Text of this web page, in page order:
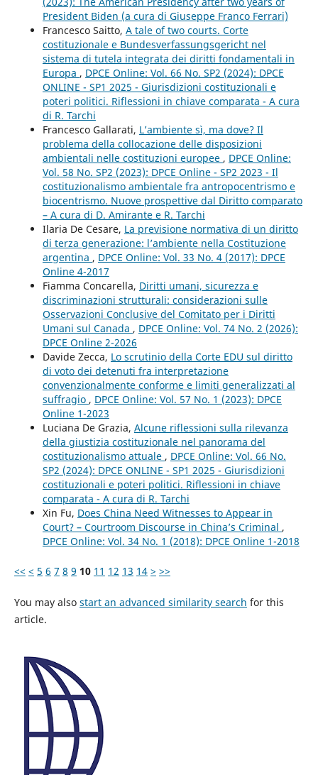
President Biden (a cura di Giuseppe Franco Ferrari)
Francesco Saitto, A tale of two courts. Corte
costituzionale e Bundesverfassungsgericht nel
sistema di tutela integrata dei diritti fondamentali in
Europa , DPCE Online: Vol. 66 No. SP2 (2024): DPCE
ONLINE - SP1 2025 - Giurisdizioni costituzionali e
poteri politici. Riflessioni in chiave comparata - A cura
di R. Tarchi
Francesco Gallarati, L’ambiente sì, ma dove? Il
problema della collocazione delle disposizioni
ambientali nelle costituzioni europee , DPCE Online:
Vol. 58 No. SP2 (2023): DPCE Online - SP2 2023 - Il
costituzionalismo ambientale fra antropocentrismo e
biocentrismo. Nuove prospettive dal Diritto comparato
– A cura di D. Amirante e R. Tarchi
Ilaria De Cesare, La previsione normativa di un diritto
di terza generazione: l’ambiente nella Costituzione
argentina , DPCE Online: Vol. 33 No. 4 (2017): DPCE
Online 4-2017
Fiamma Concarella, Diritti umani, sicurezza e
discriminazioni strutturali: considerazioni sulle
Osservazioni Conclusive del Comitato per i Diritti
Umani sul Canada , DPCE Online: Vol. 74 No. 2 (2026):
DPCE Online 2-2026
Davide Zecca, Lo scrutinio della Corte EDU sul diritto
di voto dei detenuti fra interpretazione
convenzionalmente conforme e limiti generalizzati al
suffragio , DPCE Online: Vol. 57 No. 1 (2023): DPCE
Online 1-2023
Luciana De Grazia, Alcune riflessioni sulla rilevanza
della giustizia costituzionale nel panorama del
costituzionalismo attuale , DPCE Online: Vol. 66 No.
SP2 (2024): DPCE ONLINE - SP1 2025 - Giurisdizioni
costituzionali e poteri politici. Riflessioni in chiave
comparata - A cura di R. Tarchi
Xin Fu, Does China Need Witnesses to Appear in
Court? – Courtroom Discourse in China’s Criminal ,
DPCE Online: Vol. 34 No. 1 (2018): DPCE Online 1-2018
<< < 5 6 7 8 9 10 11 12 13 14 > >>
You may also start an advanced similarity search for this
article.